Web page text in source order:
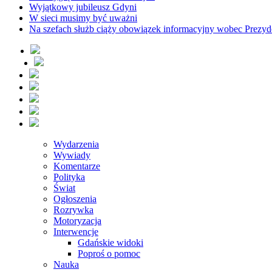
Wyjątkowy jubileusz Gdyni
W sieci musimy być uważni
Na szefach służb ciąży obowiązek informacyjny wobec
Wydarzenia
Wywiady
Komentarze
Polityka
Świat
Ogłoszenia
Rozrywka
Motoryzacja
Interwencje
Gdańskie widoki
Poproś o pomoc
Nauka